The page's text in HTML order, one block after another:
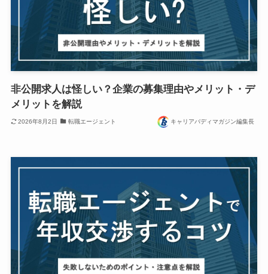
非公開求人は怪しい？企業の募集理由やメリット・デ
メリットを解説
2026年8月2日 転職エージェント キャリアバディマガジン編集長